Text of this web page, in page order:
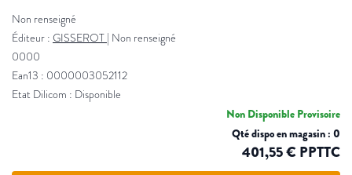
Non renseigné
Éditeur : GISSEROT Non renseigné
0000
Ean13 : 0000003052112
Etat Dilicom : Disponible
Non Disponible Provisoire
Qté dispo en magasin : 0
401,55 € PPTTC